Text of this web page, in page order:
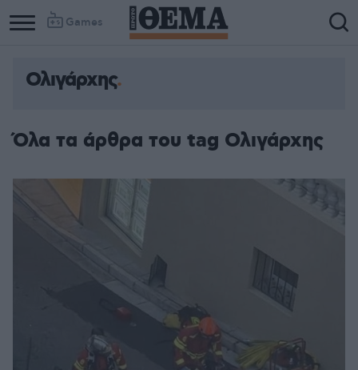
Games
Ολιγάρχης
Όλα τα άρθρα του tag Ολιγάρχης